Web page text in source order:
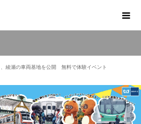
綾瀬の車両基地を公開 無料で体験イベント